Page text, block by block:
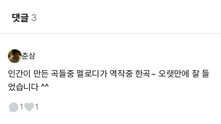
댓글3
춘삼
인간이 만든 곡들중 멜로디가 역작중 한곡~ 오랫만에 잘 들
었습니다 ^^
1 1